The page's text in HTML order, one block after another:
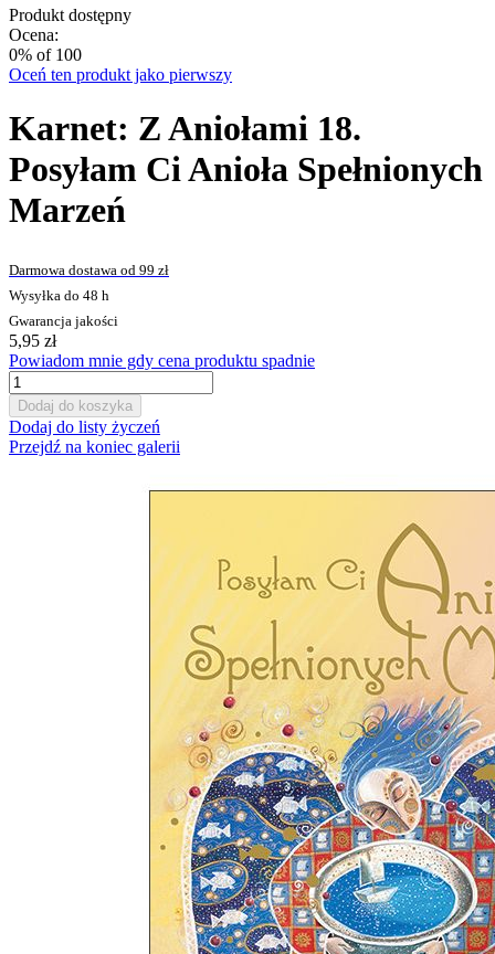
Produkt dostępny
Ocena:
0% of 100
Oceń ten produkt jako pierwszy
Karnet: Z Aniołami 18.
Posyłam Ci Anioła Spełnionych
Marzeń
Darmowa dostawa od 99 zł
Wysyłka do 48 h
Gwarancja jakości
5,95 zł
Powiadom mnie gdy cena produktu spadnie
Dodaj do koszyka
Dodaj do listy życzeń
Przejdź na koniec galerii